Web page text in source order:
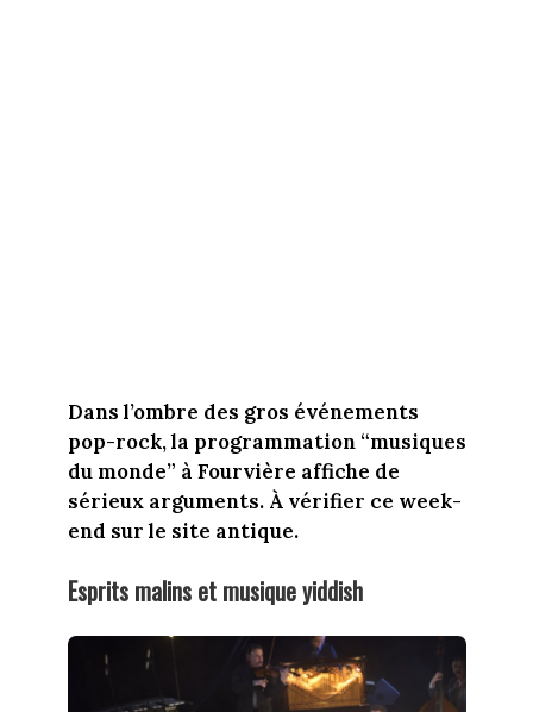
Dans l’ombre des gros événements
pop-rock, la programmation “musiques
du monde” à Fourvière affiche de
sérieux arguments. À vérifier ce week-
end sur le site antique.
Esprits malins et musique yiddish